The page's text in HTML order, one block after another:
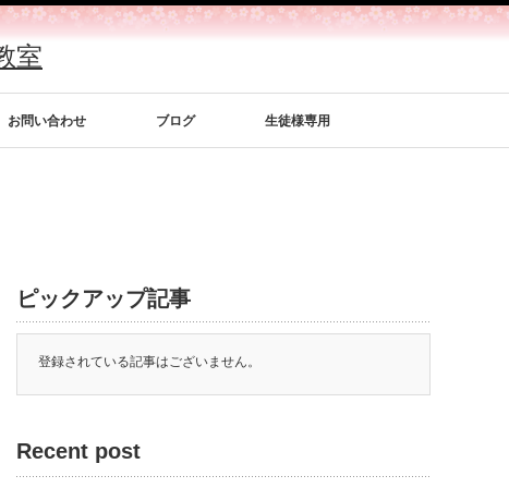
室
お問い合わせ ブログ 生徒様専用
ピックアップ記事
登録されている記事はございません。
Recent post